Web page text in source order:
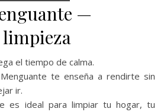
—
limpieza
el tiempo de calma.
te enseña a rendirte sin
ir.
es ideal para limpiar tu hogar, tu